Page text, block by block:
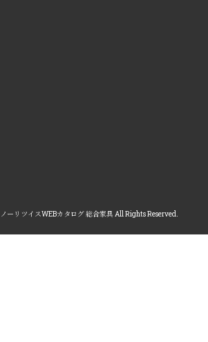
リツイスWEBカタログ 総合家具 All Rights Reserved.